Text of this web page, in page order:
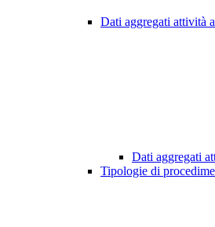
Dati aggregati attività
Dati aggregati
Tipologie di